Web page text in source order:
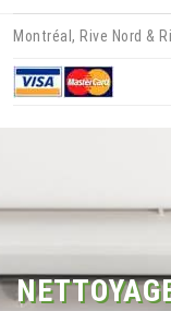
content
Montréal, Rive Nord &